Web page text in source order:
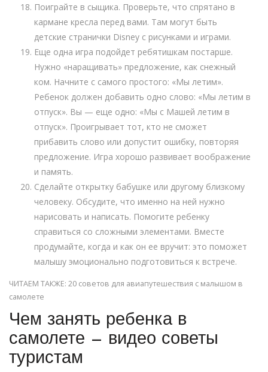
Поиграйте в сыщика. Проверьте, что спрятано в
кармане кресла перед вами. Там могут быть
детские странички Disney с рисунками и играми.
Еще одна игра подойдет ребятишкам постарше.
Нужно «наращивать» предложение, как снежный
ком. Начните с самого простого: «Мы летим».
Ребенок должен добавить одно слово: «Мы летим в
отпуск». Вы — еще одно: «Мы с Машей летим в
отпуск». Проигрывает тот, кто не сможет
прибавить слово или допустит ошибку, повторяя
предложение. Игра хорошо развивает воображение
и память.
Сделайте открытку бабушке или другому близкому
человеку. Обсудите, что именно на ней нужно
нарисовать и написать. Помогите ребенку
справиться со сложными элементами. Вместе
продумайте, когда и как он ее вручит: это поможет
малышу эмоционально подготовиться к встрече.
ЧИТАЕМ ТАКЖЕ: 20 советов для авиапутешествия с малышом в
самолете
Чем занять ребенка в
самолете — видео советы
туристам